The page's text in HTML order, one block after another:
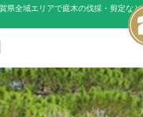
県全域エリアで庭木の伐採・剪定など